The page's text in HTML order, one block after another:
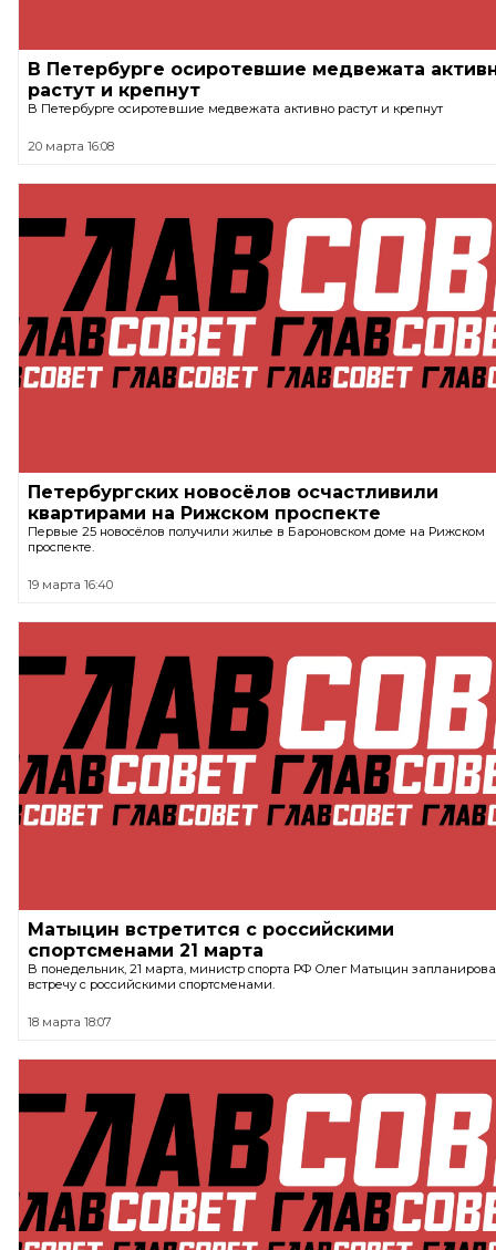
В Петербурге осиротевшие медвежата
растут и крепнут
В Петербурге осиротевшие медвежата активно растут и крепнут
20 марта 16:08
Петербургских новосёлов осчастливили
квартирами на Рижском проспекте
Первые 25 новосёлов получили жилье в Бароновском доме на Рижском
проспекте.
19 марта 16:40
Матыцин встретится с российскими
спортсменами 21 марта
В понедельник, 21 марта, министр спорта РФ Олег Матыцин
встречу с российскими спортсменами.
18 марта 18:07